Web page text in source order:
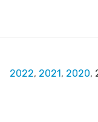
2022, 2021 , 2020,